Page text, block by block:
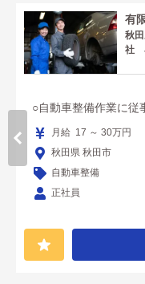
有
秋
社
○自動車整備作業に従
月給 17 ～ 30万円
秋田県 秋田市
自動車整備
正社員